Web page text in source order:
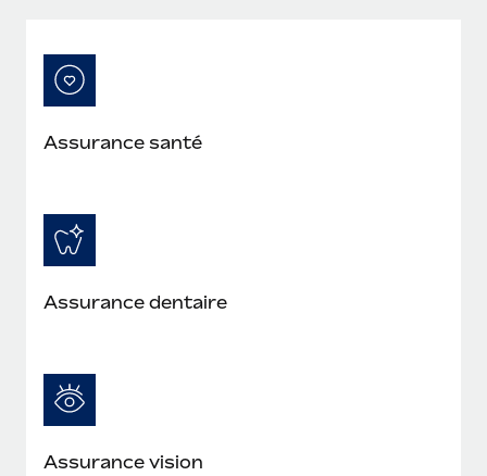
Assurance santé
Assurance dentaire
Assurance vision